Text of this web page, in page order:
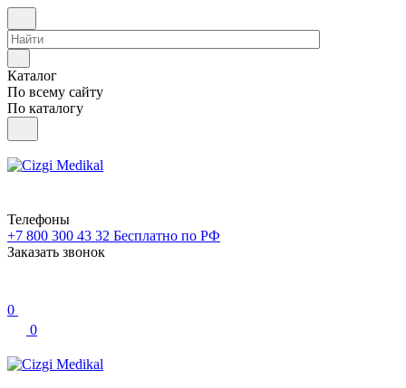
Каталог
По всему сайту
По каталогу
Телефоны
+7 800 300 43 32 Бесплатно по РФ
Заказать звонок
0
0